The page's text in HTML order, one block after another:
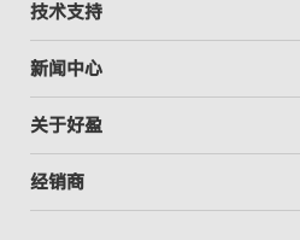
技术支持
新闻中心
关于好盈
经销商